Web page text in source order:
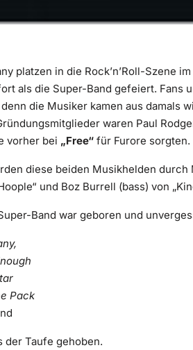
platzen in die Rock’n’Roll-Szene
als die Super-Band gefeiert. Fans
die Musiker kamen aus damals
waren Paul
vorher bei „Free“ für Furore sorgten.
diese beiden Musikhelden durch
und Boz Burrell (bass) von
Band war geboren und
Pack
der Taufe gehoben.